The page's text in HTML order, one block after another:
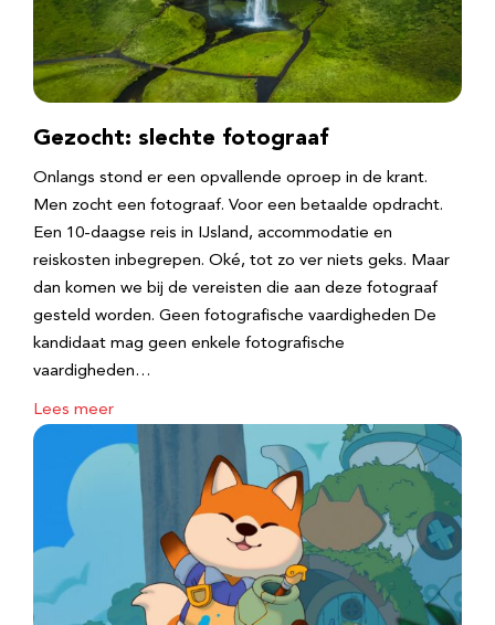
Gezocht: slechte fotograaf
Onlangs stond er een opvallende oproep in de krant.
Men zocht een fotograaf. Voor een betaalde opdracht.
Een 10-daagse reis in IJsland, accommodatie en
reiskosten inbegrepen. Oké, tot zo ver niets geks. Maar
dan komen we bij de vereisten die aan deze fotograaf
gesteld worden. Geen fotografische vaardigheden De
kandidaat mag geen enkele fotografische
vaardigheden…
Lees meer